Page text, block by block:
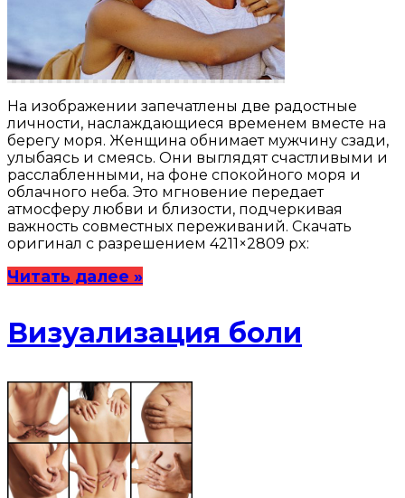
На изображении запечатлены две радостные
личности, наслаждающиеся временем вместе на
берегу моря. Женщина обнимает мужчину сзади,
улыбаясь и смеясь. Они выглядят счастливыми и
расслабленными, на фоне спокойного моря и
облачного неба. Это мгновение передает
атмосферу любви и близости, подчеркивая
важность совместных переживаний. Скачать
оригинал с разрешением 4211×2809 px:
Читать далее »
Визуализация боли